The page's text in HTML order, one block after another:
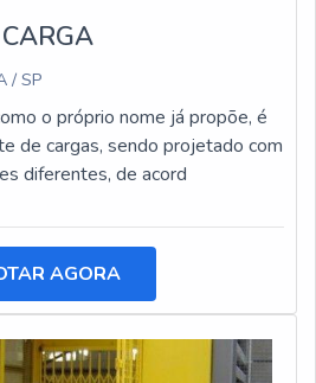
/ SP
o próprio nome já propõe, é
de cargas, sendo projetado com
diferentes, de acord
AGORA